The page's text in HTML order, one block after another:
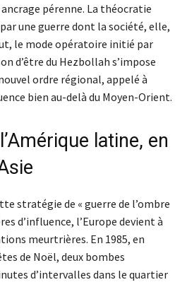
pérenne. La théocratie
une guerre dont la société, elle,
le mode opératoire initié par
d’être du Hezbollah s’impose
ordre régional, appelé à
bien au-delà du Moyen-Orient.
latine, en
stratégie de « guerre de l’ombre
d’influence, l’Europe devient à
meurtrières. En 1985, en
de Noël, deux bombes
d’intervalles dans le quartier